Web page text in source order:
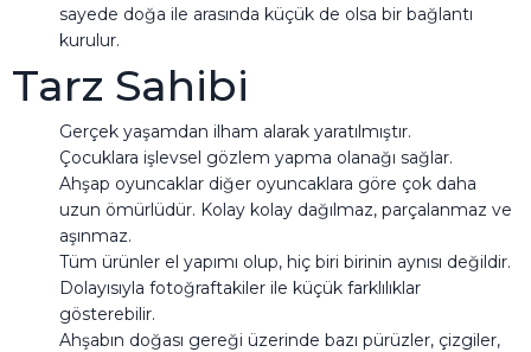
sayede doğa ile arasında küçük de olsa bir bağlantı
kurulur.
Tarz Sahibi
Gerçek yaşamdan ilham alarak yaratılmıştır.
Çocuklara işlevsel gözlem yapma olanağı sağlar.
Ahşap oyuncaklar diğer oyuncaklara göre çok daha
uzun ömürlüdür. Kolay kolay dağılmaz, parçalanmaz ve
aşınmaz.
Tüm ürünler el yapımı olup, hiç biri birinin aynısı değildir.
Dolayısıyla fotoğraftakiler ile küçük farklılıklar
gösterebilir.
Ahşabın doğası gereği üzerinde bazı pürüzler, çizgiler,